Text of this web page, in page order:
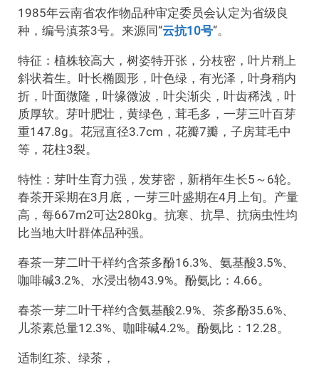
1985年云南省农作物品种审定委员会认定为省级良
种，编号滇茶3号。来源同“云抗10号”。
特征：植株较高大，树姿特开张，分枝密，叶片稍上
斜状着生。叶长椭圆形，叶色绿，有光泽，叶身稍内
折，叶面微隆，叶缘微波，叶尖渐尖，叶齿稀浅，叶
质厚软。芽叶肥壮，黄绿色，茸毛多，一芽三叶百芽
重147.8g。花冠直径3.7cm，花瓣7瓣，子房茸毛中
等，花柱3裂。
特性：芽叶生育力强，发芽密，新梢年生长5～6轮。
春茶开采期在3月底，一芽三叶盛期在4月上旬。产量
高，每667m2可达280kg。抗寒、抗旱、抗病虫性均
比当地大叶群体品种强。
春茶一芽二叶干样约含茶多酚16.3%、氨基酸3.5%、
咖啡碱3.2%、水浸出物43.9%。酚氨比：4.66。
春茶一芽二叶干样约含氨基酸2.9%、茶多酚35.6%、
儿茶素总量12.3%、咖啡碱4.2%。酚氨比：12.28。
适制红茶、绿茶，